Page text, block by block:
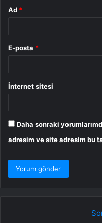
Ad *
E-posta *
İnternet sitesi
Daha sonraki
adresim ve site adresim bu